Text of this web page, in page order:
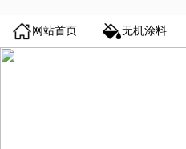
网站首页 无机涂料